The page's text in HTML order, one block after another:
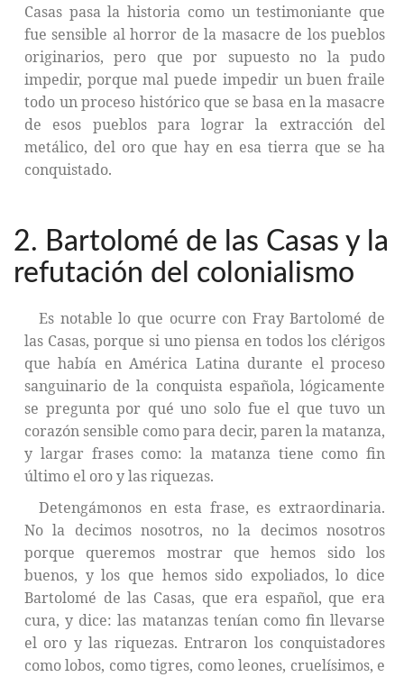
Casas pasa la historia como un testimoniante que
fue sensible al horror de la masacre de los pueblos
originarios, pero que por supuesto no la pudo
impedir, porque mal puede impedir un buen fraile
todo un proceso histórico que se basa en la masacre
de esos pueblos para lograr la extracción del
metálico, del oro que hay en esa tierra que se ha
conquistado.
2. Bartolomé de las Casas y la
refutación del colonialismo
Es notable lo que ocurre con Fray Bartolomé de
las Casas, porque si uno piensa en todos los clérigos
que había en América Latina durante el proceso
sanguinario de la conquista española, lógicamente
se pregunta por qué uno solo fue el que tuvo un
corazón sensible como para decir, paren la matanza,
y largar frases como: la matanza tiene como fin
último el oro y las riquezas.
Detengámonos en esta frase, es extraordinaria.
No la decimos nosotros, no la decimos nosotros
porque queremos mostrar que hemos sido los
buenos, y los que hemos sido expoliados, lo dice
Bartolomé de las Casas, que era español, que era
cura, y dice: las matanzas tenían como fin llevarse
el oro y las riquezas. Entraron los conquistadores
como lobos, como tigres, como leones, cruelísimos, e